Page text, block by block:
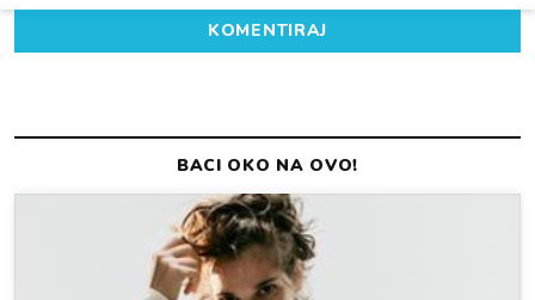
KOMENTIRAJ